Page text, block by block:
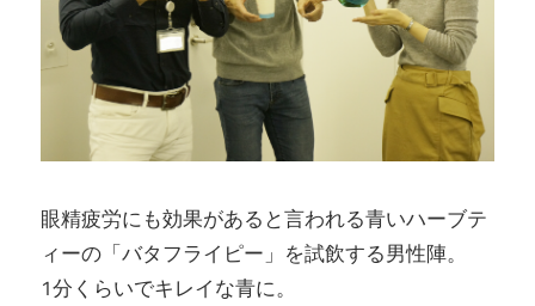
眼精疲労にも効果があると言われる青いハーブテ
ィーの「バタフライピー」を試飲する男性陣。
1分くらいでキレイな青に。